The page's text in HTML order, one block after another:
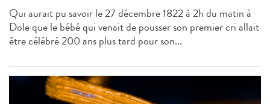
Qui aurait pu savoir le 27 décembre 1822 à 2h du matin à
Dole que le bébé qui venait de pousser son premier cri allait
être célébré 200 ans plus tard pour son...